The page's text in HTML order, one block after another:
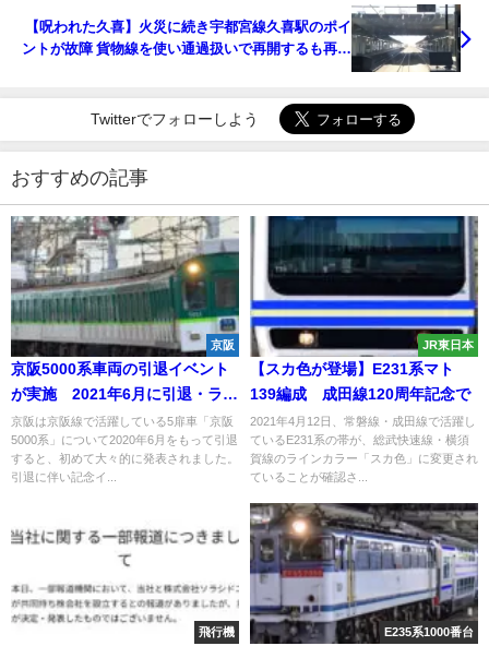
【呪われた久喜】火災に続き宇都宮線久喜駅のポイ
ントが故障 貨物線を使い通過扱いで再開するも再び
Twitterでフォローしよう
おすすめの記事
京阪
京阪5000系車両の引退イベント
が実施 2021年6月に引退・ラス
トランと発表
京阪は京阪線で活躍している5扉車「京阪
5000系」について2020年6月をもって引退
すると、初めて大々的に発表されました。
引退に伴い記念イ...
JR東日本
【スカ色が登場】E231系マト
139編成 成田線120周年記念で
2021年4月12日、常磐線・成田線で活躍し
ているE231系の帯が、総武快速線・横須
賀線のラインカラー「スカ色」に変更され
ていることが確認さ...
飛行機 E235系1000番台